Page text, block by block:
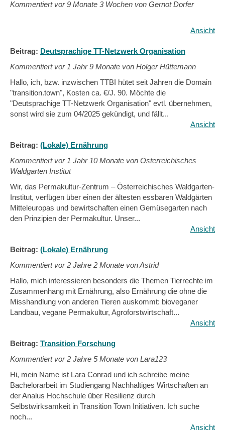
Kommentiert vor9 Monate 3 Wochen von Gernot Dorfer
Ansicht
Beitrag: Deutsprachige TT-Netzwerk Organisation
Kommentiert vor 1 Jahr 9 Monate von Holger Hüttemann
Hallo, ich, bzw. inzwischen TTBI hütet seit Jahren die Domain
"transition.town", Kosten ca. €/J. 90. Möchte die
"Deutsprachige TT-Netzwerk Organisation" evtl. übernehmen,
sonst wird sie zum 04/2025 gekündigt, und fällt...
Ansicht
Beitrag: (Lokale) Ernährung
Kommentiert vor 1 Jahr 10 Monate von Österreichisches
Waldgarten Institut
Wir, das Permakultur-Zentrum – Österreichisches Waldgarten-
Institut, verfügen über einen der ältesten essbaren Waldgärten
Mitteleuropas und bewirtschaften einen Gemüsegarten nach
den Prinzipien der Permakultur. Unser...
Ansicht
Beitrag: (Lokale) Ernährung
Kommentiert vor2 Jahre 2 Monate von Astrid
Hallo, mich interessieren besonders die Themen Tierrechte im
Zusammenhang mit Ernährung, also Ernährung die ohne die
Misshandlung von anderen Tieren auskommt: bioveganer
Landbau, vegane Permakultur, Agroforstwirtschaft...
Ansicht
Beitrag: Transition Forschung
Kommentiert vor2 Jahre 5 Monate von Lara123
Hi, mein Name ist Lara Conrad und ich schreibe meine
Bachelorarbeit im Studiengang Nachhaltiges Wirtschaften an
der Analus Hochschule über Resilienz durch
Selbstwirksamkeit in Transition Town Initiativen. Ich suche
noch...
Ansicht